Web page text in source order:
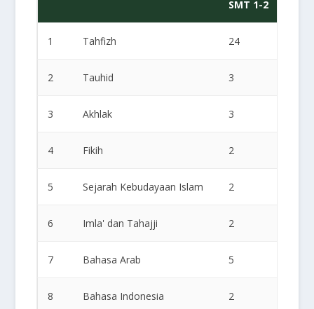
SMT 1-2
1 Tahfizh 24
2 Tauhid 3
3 Akhlak 3
4 Fikih 2
5 Sejarah Kebudayaan Islam 2
6 Imla' dan Tahajji 2
7 Bahasa Arab 5
8 Bahasa Indonesia 2